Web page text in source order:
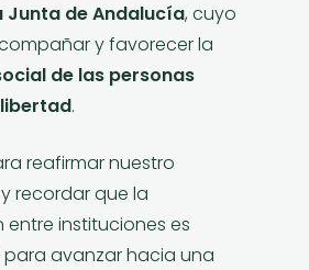
Junta de Andalucía, cuyo
y favorecer la
de las personas
.
reafirmar nuestro
recordar que la
instituciones es
avanzar hacia una